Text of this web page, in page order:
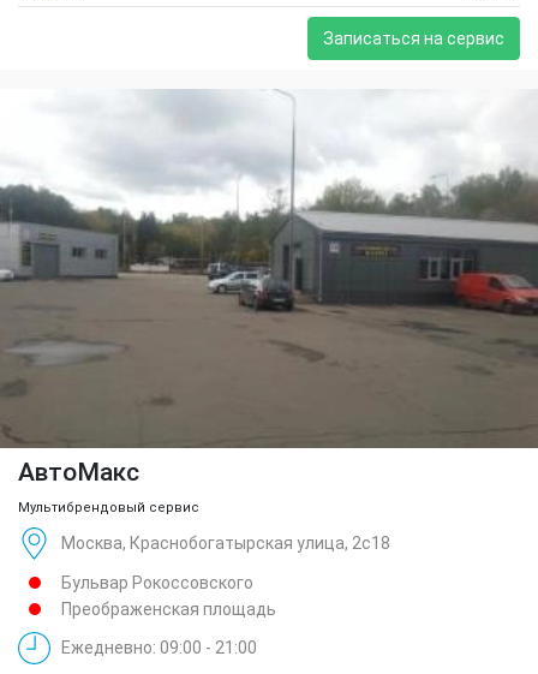
Записаться на сервис
АвтоМакс
Мультибрендовый сервис
Москва, Краснобогатырская улица, 2с18
Бульвар Рокоссовского
Преображенская площадь
Ежедневно: 09:00 - 21:00